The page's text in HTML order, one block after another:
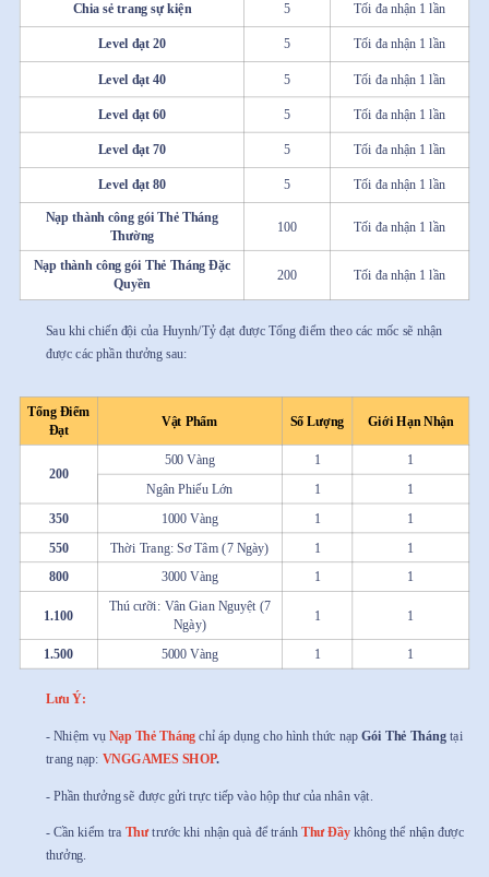
Chia sẻ trang sự kiện 5 Tối đa nhận 1 lần
Level đạt 20 5 Tối đa nhận 1 lần
Level đạt 40 5 Tối đa nhận 1 lần
Level đạt 60 5 Tối đa nhận 1 lần
Level đạt 70 5 Tối đa nhận 1 lần
Level đạt 80 5 Tối đa nhận 1 lần
Nạp thành công gói Thẻ Tháng
Thường
100 Tối đa nhận 1 lần
Nạp thành công gói Thẻ Tháng Đặc
Quyền
200 Tối đa nhận 1 lần
Sau khi chiến đội của Huynh/Tỷ đạt được Tổng điểm theo các mốc sẽ nhận
được các phần thưởng sau:
Tổng Điểm
Đạt
Vật Phẩm Số Lượng Giới Hạn Nhận
200
500 Vàng 1 1
Ngân Phiếu Lớn 1 1
350 1000 Vàng 1 1
550 Thời Trang: Sơ Tâm (7 Ngày) 1 1
800 3000 Vàng 1 1
1.100
Thú cưỡi: Vân Gian Nguyệt (7
Ngày)
1 1
1.500 5000 Vàng 1 1
Lưu Ý:
- Nhiệm vụ Nạp Thẻ Thángchỉ áp dụng cho hình thức nạp Gói Thẻ Tháng tại
trang nạp: VNGGAMES SHOP.
- Phần thưởng sẽ được gửi trực tiếp vào hộp thư của nhân vật.
- Cần kiểm tra Thưtrước khi nhận quà để tránh Thư Đầykhông thể nhận được
thưởng.